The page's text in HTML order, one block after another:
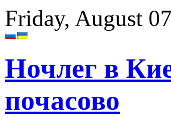
Friday, August
Ночлег в
почасово